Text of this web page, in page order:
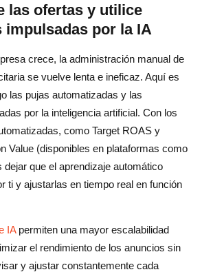
las ofertas y utilice
impulsadas por la IA
crece, la administración manual de
se vuelve lenta e ineficaz. Aquí es
las pujas automatizadas y las
por la inteligencia artificial. Con los
como Target ROAS y
Value (disponibles en plataformas como
dejar que el aprendizaje automático
ti y ajustarlas en tiempo real en función
IApermiten una mayor escalabilidad
el rendimiento de los anuncios sin
y ajustar constantemente cada